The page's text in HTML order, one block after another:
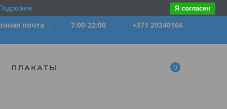
почта 7:00-22:00 +371 29240166
ПЛАКАТЫ 0
Подробнее Я согласен